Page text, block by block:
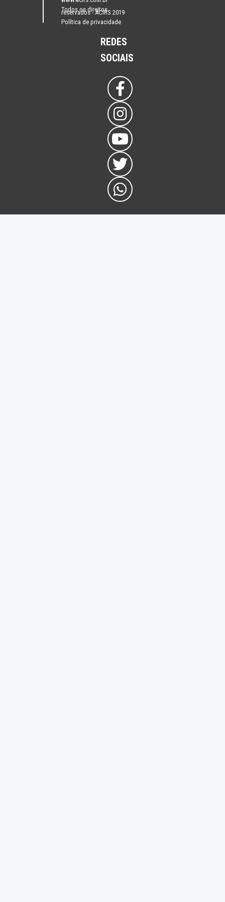
Todos os direitos
reservados - ACIRS 2019
Política de privacidade
REDES
SOCIAIS